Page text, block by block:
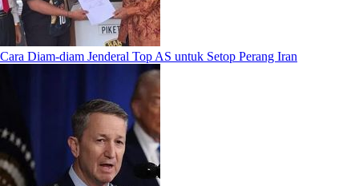
Cara Diam-diam Jenderal Top AS untuk Setop Perang Iran